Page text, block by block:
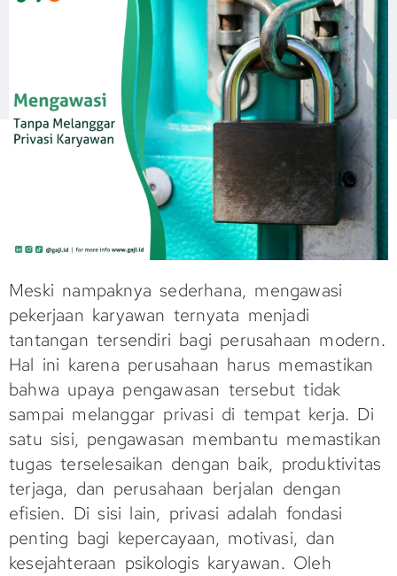
Meski nampaknya sederhana, mengawasi
pekerjaan karyawan ternyata menjadi
tantangan tersendiri bagi perusahaan modern.
Hal ini karena perusahaan harus memastikan
bahwa upaya pengawasan tersebut tidak
sampai melanggar privasi di tempat kerja. Di
satu sisi, pengawasan membantu memastikan
tugas terselesaikan dengan baik, produktivitas
terjaga, dan perusahaan berjalan dengan
efisien. Di sisi lain, privasi adalah fondasi
penting bagi kepercayaan, motivasi, dan
kesejahteraan psikologis karyawan. Oleh